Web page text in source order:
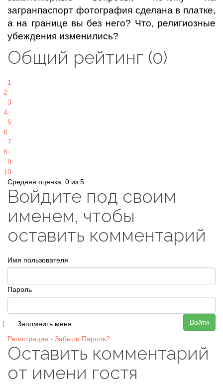
загранпаспорт фотография сделана в платке,
а на границе вы без него? Что, религиозные
убеждения изменились?
Общий рейтинг (0)
1
2
3
4
5
6
7
8
9
10
Средняя оценка: 0 из 5
Войдите под своим
именем, чтобы
оставить комментарий
Имя пользователя
Пароль
Войти
Запомнить меня
Регистрация · Забыли Пароль?
Оставить комментарий
от имени гостя